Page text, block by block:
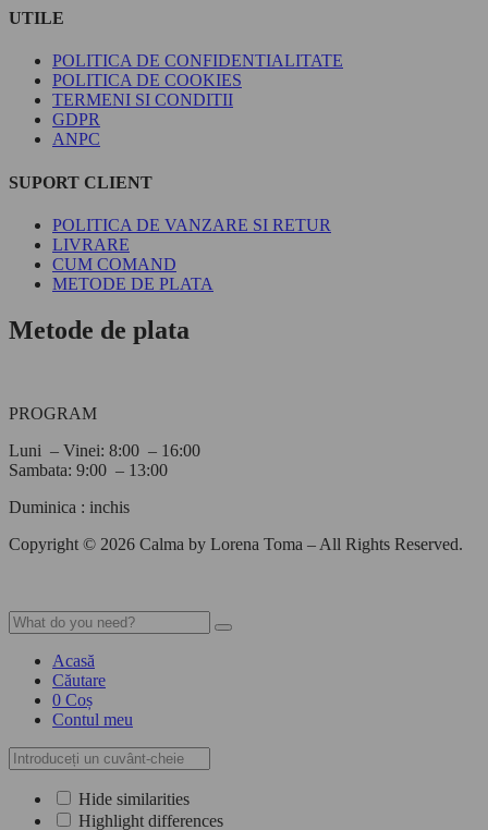
UTILE
POLITICA DE CONFIDENTIALITATE
POLITICA DE COOKIES
TERMENI SI CONDITII
GDPR
ANPC
SUPORT CLIENT
POLITICA DE VANZARE SI RETUR
LIVRARE
CUM COMAND
METODE DE PLATA
Metode de plata
PROGRAM
Luni – Vinei: 8:00 – 16:00
Sambata: 9:00 – 13:00
Duminica : inchis
Copyright © 2026 Calma by Lorena Toma – All Rights Reserved.
Acasă
Căutare
0 Coș
Contul meu
Hide similarities
Highlight differences